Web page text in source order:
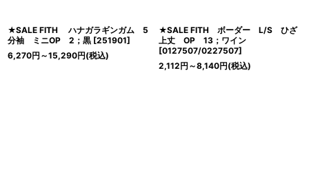
★SALE FITH ハナガラギンガム 5
分袖 ミニOP 2；黒 [251901]
6,270円 ～15,290円(税込)
★SALE FITH ボーダー L/S ひざ
上丈 OP 13；ワイン
[0127507/0227507]
2,112円 ～8,140円(税込)